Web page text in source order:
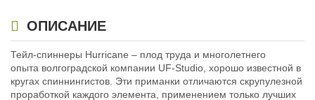
Номер крючка:#5
Лепесток:worth Colorado blade #3
Лепесток:
Worth Colorado Blade #3½
ОПИСАНИЕ
Тейл-спиннеры Hurricane – плод труда и многолетнего
опыта волгоградской компании UF-Studio, хорошо известной в
кругах спиннингистов. Эти приманки отличаются скрупулезной
проработкой каждого элемента, применением только лучших